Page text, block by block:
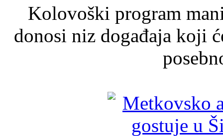
Kolovoški program
donosi niz događaja koji